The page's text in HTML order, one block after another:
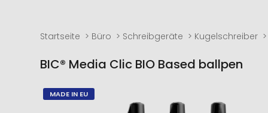
Startseite Büro Schreibgeräte Kugelschreiber
BIC® Media Clic BIO Based ballpen
Zum
Ende
Zum
Anfang
MADE IN EU